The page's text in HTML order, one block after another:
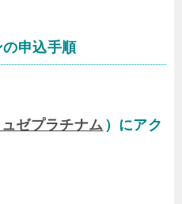
の申込手順
ュゼプラチナム ）にアク